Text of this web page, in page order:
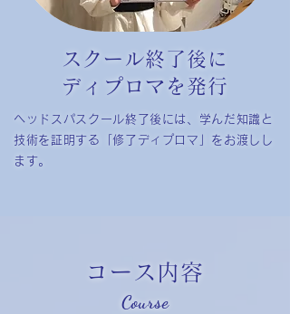
スクール終了後に
ディプロマを発行
ヘッドスパスクール終了後には、学んだ知識と
技術を証明する「修了ディプロマ」をお渡しし
ます。
コース内容
Course